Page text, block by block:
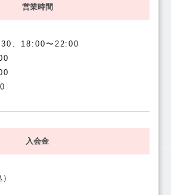
営業時間
、18:00〜22:00
18:00
入会金